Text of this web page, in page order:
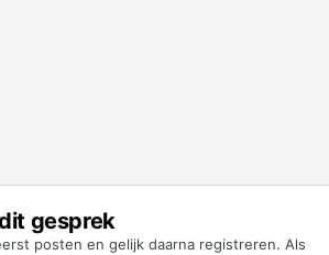
gesprek
posten en gelijk daarna registreren. Als